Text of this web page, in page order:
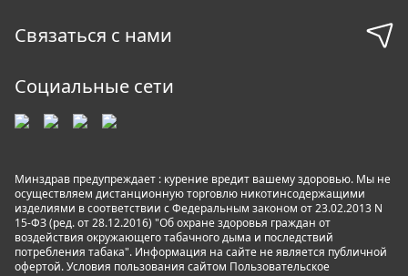
Связаться с нами
Социальные сети
Минздрав предупреждает : курение вредит вашему здоровью. Мы не
осуществляем дистанционную торговлю никотинсодержащими
изделиями в соответствии с Федеральным законом от 23.02.2013 N
15-ФЗ (ред. от 28.12.2016) "Об охране здоровья граждан от
воздействия окружающего табачного дыма и последствий
потребления табака". Информация на сайте не является публичной
офертой. Условия пользования сайтом Пользовательское